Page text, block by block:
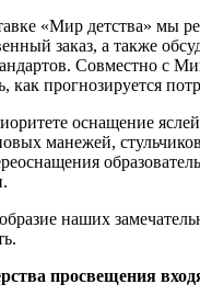
«Мир детства» мы
заказ, а также
Совместно с
как прогнозируется
оснащение
манежей,
наших
просвещения